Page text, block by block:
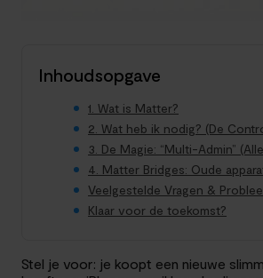
Inhoudsopgave
1. Wat is Matter?
2. Wat heb ik nodig? (De
3. De Magie: “Multi-Admin”
4. Matter Bridges: Oude
Veelgestelde Vragen &
Klaar voor de toekomst?
Stel je voor: je koopt een nieuwe